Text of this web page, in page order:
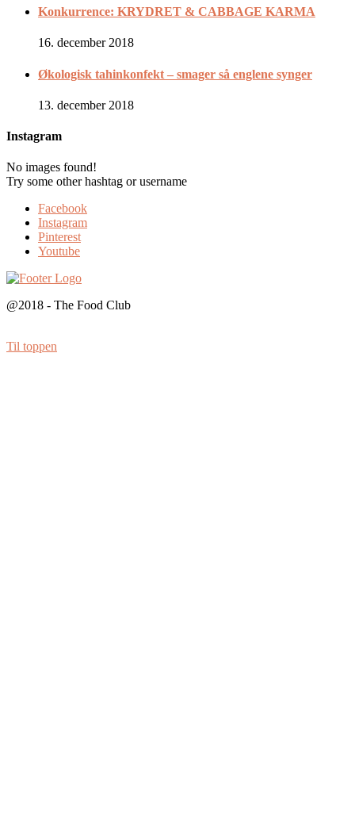
Konkurrence: KRYDRET & CABBAGE KARMA
16. december 2018
Økologisk tahinkonfekt – smager så englene synger
13. december 2018
Instagram
No images found!
Try some other hashtag or username
Facebook
Instagram
Pinterest
Youtube
@2018 - The Food Club
Til toppen